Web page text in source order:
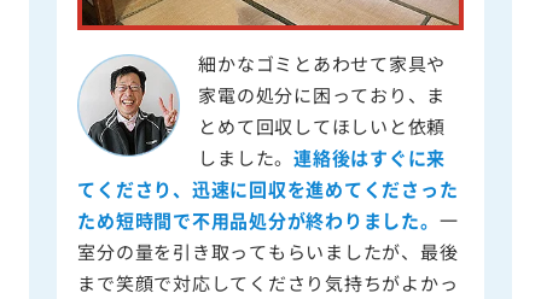
細かなゴミとあわせて家具や
家電の処分に困っており、ま
とめて回収してほしいと依頼
しました。連絡後はすぐに来
てくださり、迅速に回収を進めてくださった
ため短時間で不用品処分が終わりました。 一
室分の量を引き取ってもらいましたが、最後
まで笑顔で対応してくださり気持ちがよかっ